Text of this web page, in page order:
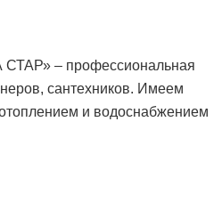
– профессиональная
сантехников. Имеем
и водоснабжением